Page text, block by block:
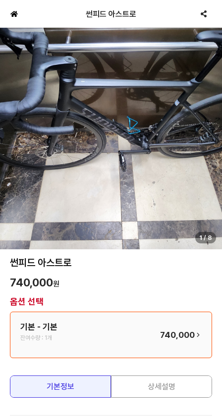
썬피드 아스트로
1/8
썬피드 아스트로
740,000원
옵션 선택
기본 - 기본
잔여수량 : 1개 740,000
기본정보 상세설명